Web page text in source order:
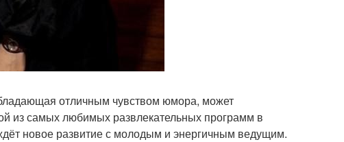
отличным чувством юмора, может
из самых любимых развлекательных программ в
новое развитие с молодым и энергичным ведущим.